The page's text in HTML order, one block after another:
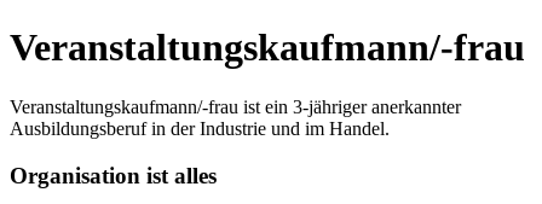
Veranstaltungskaufmann/-frau
Veranstaltungskaufmann/-frau ist ein 3-jähriger anerkannter
Ausbildungsberuf in der Industrie und im Handel.
Organisation ist alles